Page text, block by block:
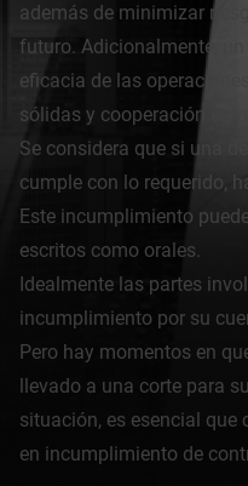
además de minimizar
futuro. Adicionalmente,
eficacia de las
sólidas y cooperación
Se considera que si una
cumple con lo requerido,
Este incumplimiento
escritos como orales.
Idealmente las partes
incumplimiento por su
Pero hay momentos en
llevado a una corte para
situación, es esencial que
en incumplimiento de